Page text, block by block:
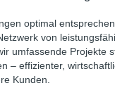
optimal
von
umfassende Projekte
– effizienter,
Kunden.